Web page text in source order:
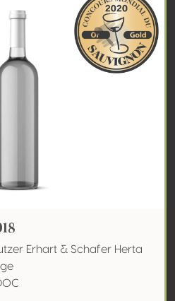
Erhart & Schafer Herta